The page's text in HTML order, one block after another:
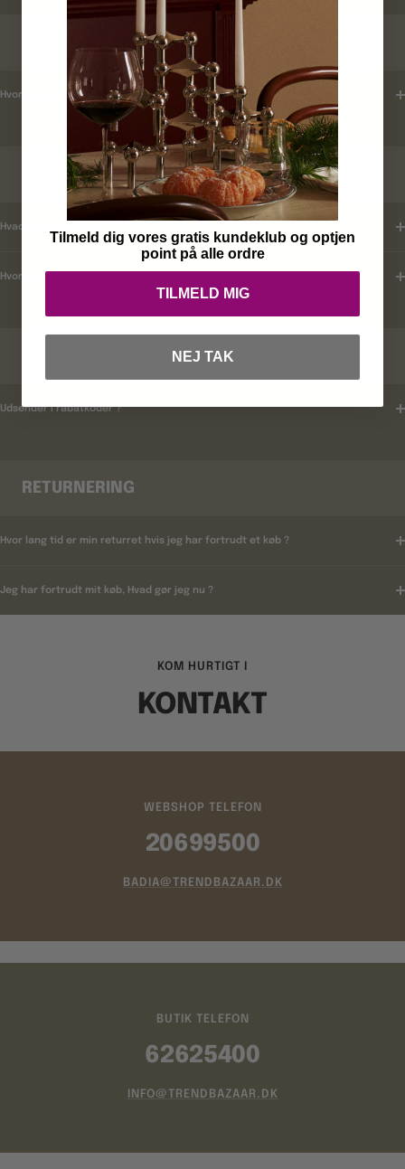
LEVERINGSTID
Hvordan tjekker jeg leveringstid ?
KUNDEKLUB
Hvad er mine fordele ?
Hvordan tilmelder jeg mig ?
Udsender i rabatkoder ?
RETURNERING
Hvor lang tid er min returret hvis jeg har fortrudt et køb ?
Jeg har fortrudt mit køb, Hvad gør jeg nu ?
KOM HURTIGT I
KONTAKT
WEBSHOP TELEFON
20699500
BADIA@TRENDBAZAAR.DK
BUTIK TELEFON
62625400
INFO@TRENDBAZAAR.DK
Tilmeld dig vores gratis kundeklub og optjen
point på alle ordre
TILMELD MIG
NEJ TAK